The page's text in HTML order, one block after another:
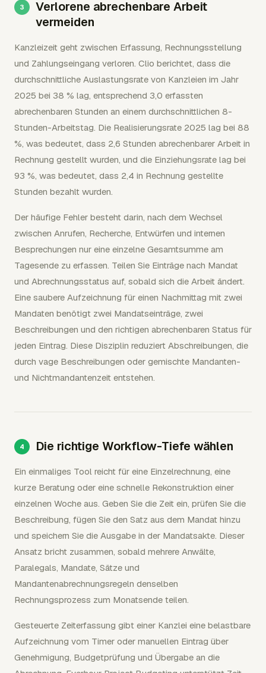
Verlorene abrechenbare Arbeit
vermeiden
Kanzleizeit geht zwischen Erfassung, Rechnungsstellung
und Zahlungseingang verloren. Clio berichtet, dass die
durchschnittliche Auslastungsrate von Kanzleien im Jahr
2025 bei 38 % lag, entsprechend 3,0 erfassten
abrechenbaren Stunden an einem durchschnittlichen 8-
Stunden-Arbeitstag. Die Realisierungsrate 2025 lag bei 88
%, was bedeutet, dass 2,6 Stunden abrechenbarer Arbeit in
Rechnung gestellt wurden, und die Einziehungsrate lag bei
93 %, was bedeutet, dass 2,4 in Rechnung gestellte
Stunden bezahlt wurden.
Der häufige Fehler besteht darin, nach dem Wechsel
zwischen Anrufen, Recherche, Entwürfen und internen
Besprechungen nur eine einzelne Gesamtsumme am
Tagesende zu erfassen. Teilen Sie Einträge nach Mandat
und Abrechnungsstatus auf, sobald sich die Arbeit ändert.
Eine saubere Aufzeichnung für einen Nachmittag mit zwei
Mandaten benötigt zwei Mandatseinträge, zwei
Beschreibungen und den richtigen abrechenbaren Status für
jeden Eintrag. Diese Disziplin reduziert Abschreibungen, die
durch vage Beschreibungen oder gemischte Mandanten-
und Nichtmandantenzeit entstehen.
Die richtige Workflow-Tiefe wählen
Ein einmaliges Tool reicht für eine Einzelrechnung, eine
kurze Beratung oder eine schnelle Rekonstruktion einer
einzelnen Woche aus. Geben Sie die Zeit ein, prüfen Sie die
Beschreibung, fügen Sie den Satz aus dem Mandat hinzu
und speichern Sie die Ausgabe in der Mandatsakte. Dieser
Ansatz bricht zusammen, sobald mehrere Anwälte,
Paralegals, Mandate, Sätze und
Mandantenabrechnungsregeln denselben
Rechnungsprozess zum Monatsende teilen.
Gesteuerte Zeiterfassung gibt einer Kanzlei eine belastbare
Aufzeichnung vom Timer oder manuellen Eintrag über
Genehmigung, Budgetprüfung und Übergabe an die